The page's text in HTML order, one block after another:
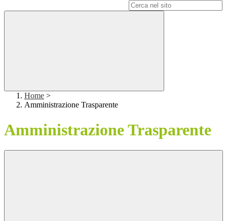
Home >
Amministrazione Trasparente
Amministrazione Trasparente